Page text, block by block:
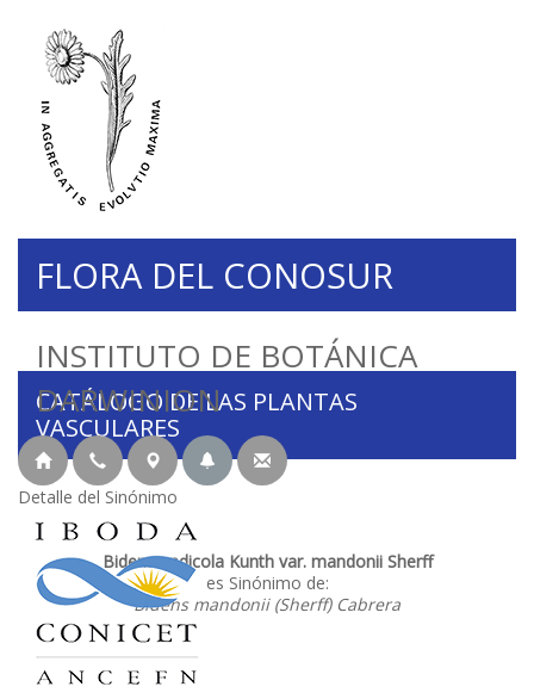
INSTITUTO DE BOTÁNICA
DARWINION
FLORA DEL CONOSUR
CATÁLOGO DE LAS PLANTAS
VASCULARES
Detalle del Sinónimo
Bidens andicola Kunth var. mandonii Sherff
es Sinónimo de:
Bidens mandonii (Sherff) Cabrera